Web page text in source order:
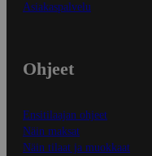
Asiakaspalvelu
Ohjeet
Ensitilaajan ohjeet
Näin maksat
Näin tilaat ja muokkaat